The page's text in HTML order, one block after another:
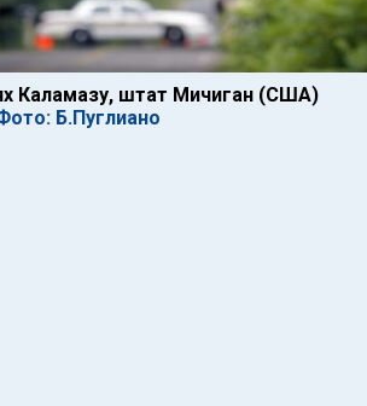
Каламазу, штат Мичиган (США)
Б.Пуглиано